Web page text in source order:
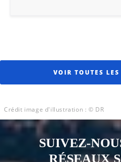
VOIR TOUTES
Crédit image d'illustration : © DR
SUIVEZ-
RÉSEAUX